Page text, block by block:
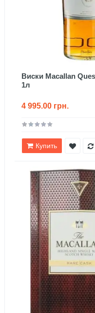
Виски Macallan
1л
4 995.00 грн.
Купить